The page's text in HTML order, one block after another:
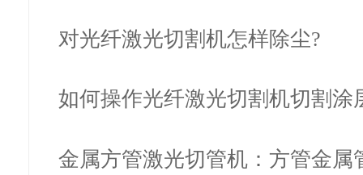
对光纤激光切割机怎样除尘?
如何操作光纤激光切割机切割涂
金属方管激光切管机：方管金属